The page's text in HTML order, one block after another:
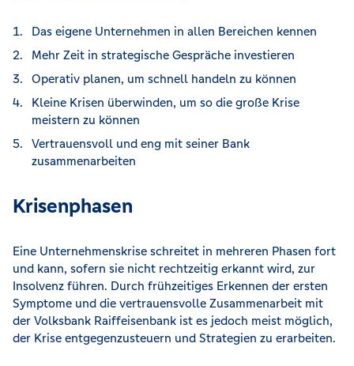
Das eigene Unternehmen in allen Bereichen kennen
Mehr Zeit in strategische Gespräche investieren
Operativ planen, um schnell handeln zu können
Kleine Krisen überwinden, um so die große Krise
meistern zu können
Vertrauensvoll und eng mit seiner Bank
zusammenarbeiten
Krisenphasen
Eine Unternehmenskrise schreitet in mehreren Phasen fort
und kann, sofern sie nicht rechtzeitig erkannt wird, zur
Insolvenz führen. Durch frühzeitiges Erkennen der ersten
Symptome und die vertrauensvolle Zusammenarbeit mit
der Volksbank Raiffeisenbank ist es jedoch meist möglich,
der Krise entgegenzusteuern und Strategien zu erarbeiten.